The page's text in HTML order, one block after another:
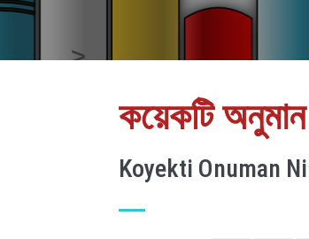
কয়েকটি অনুমান
Koyekti Onuman